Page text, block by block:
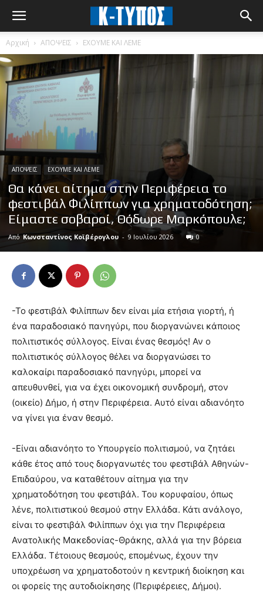
Αρχική ΑΠΟΨΕΙΣ ΕΧΟΥΜΕ ΚΑΙ ΛΕΜΕ
ΑΠΟΨΕΙΣ ΕΧΟΥΜΕ ΚΑΙ ΛΕΜΕ
Θα κάνει αίτημα στην Περιφέρεια το
φεστιβάλ Φιλίππων για χρηματοδότηση;
Είμαστε σοβαροί, Θόδωρε Μαρκόπουλε;
Από Κωνσταντίνος Κοϊβέρογλου - 9 Ιουλίου 2026 0
-Το φεστιβάλ Φιλίππων δεν είναι μία ετήσια γιορτή, ή
ένα παραδοσιακό πανηγύρι, που διοργανώνει κάποιος
πολιτιστικός σύλλογος. Είναι ένας θεσμός! Αν ο
πολιτιστικός σύλλογος θέλει να διοργανώσει το
καλοκαίρι παραδοσιακό πανηγύρι, μπορεί να
απευθυνθεί, για να έχει οικονομική συνδρομή, στον
(οικείο) Δήμο, ή στην Περιφέρεια. Αυτό είναι αδιανόητο
να γίνει για έναν θεσμό.
-Είναι αδιανόητο το Υπουργείο πολιτισμού, να ζητάει
κάθε έτος από τους διοργανωτές του φεστιβάλ Αθηνών-
Επιδαύρου, να καταθέτουν αίτημα για την
χρηματοδότηση του φεστιβάλ. Του κορυφαίου, όπως
λένε, πολιτιστικού θεσμού στην Ελλάδα. Κάτι ανάλογο,
είναι το φεστιβάλ Φιλίππων όχι για την Περιφέρεια
Ανατολικής Μακεδονίας-Θράκης, αλλά για την βόρεια
Ελλάδα. Τέτοιους θεσμούς, επομένως, έχουν την
υποχρέωση να χρηματοδοτούν η κεντρική διοίκηση και
οι φορείς της αυτοδιοίκησης (Περιφέρειες, Δήμοι).